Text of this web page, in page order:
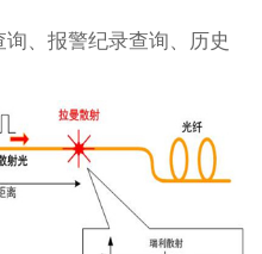
、报警纪录查询、历史